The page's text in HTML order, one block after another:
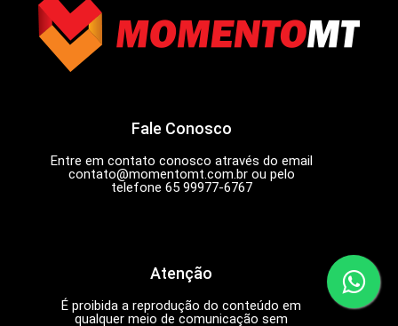
Fale Conosco
Entre em contato conosco através do email
contato@momentomt.com.brou pelo
telefone 65 99977-6767
Atenção
É proibida a reprodução do conteúdo em
qualquer meio de comunicação sem